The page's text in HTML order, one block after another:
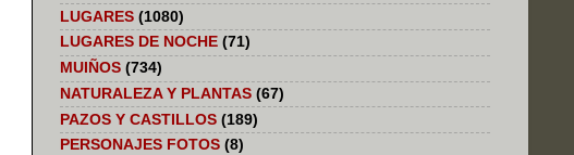
LUGARES (1080)
LUGARES DE NOCHE (71)
MUIÑOS (734)
NATURALEZA Y PLANTAS (67)
PAZOS Y CASTILLOS (189)
PERSONAJES FOTOS (8)